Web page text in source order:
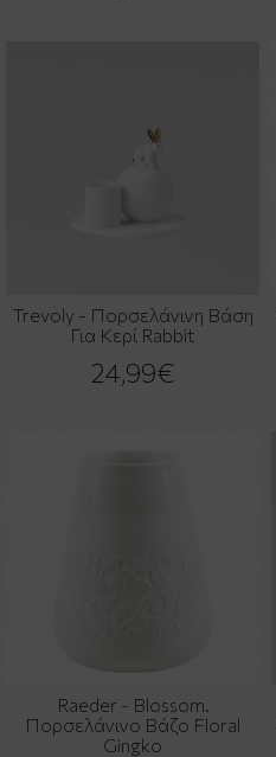
Trevoly - Πορσελάνινη Βάση
Για Κερί Rabbit
24,99€
Raeder - Blossom.
Πορσελάνινο Βάζo Floral
Gingko